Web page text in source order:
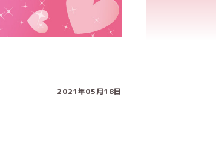
2021年05月18日